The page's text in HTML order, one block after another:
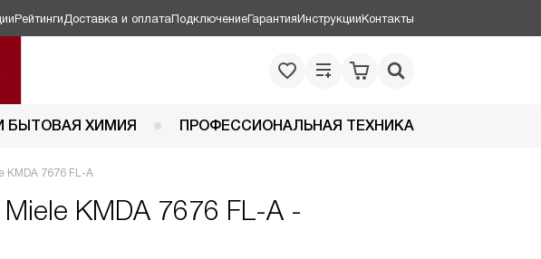
Рейтинги Доставка и оплатаПодключениеГарантияИнструкцииКонтакты
БЫТОВАЯ ХИМИЯ ПРОФЕССИОНАЛЬНАЯ ТЕХНИКА
KMDA 7676 FL-A
KMDA 7676 FL-A -